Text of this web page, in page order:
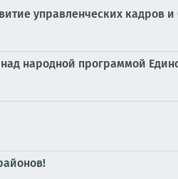
управленческих кадров и
народной программой